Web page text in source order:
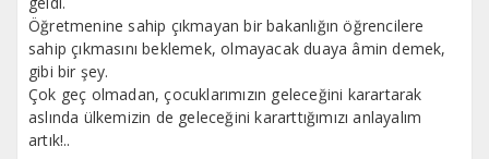
Öğretmenine sahip çıkmayan bir bakanlığın öğrencilere
sahip çıkmasını beklemek, olmayacak duaya âmin demek,
gibi bir şey.
Çok geç olmadan, çocuklarımızın geleceğini karartarak
aslında ülkemizin de geleceğini kararttığımızı anlayalım
artık!..